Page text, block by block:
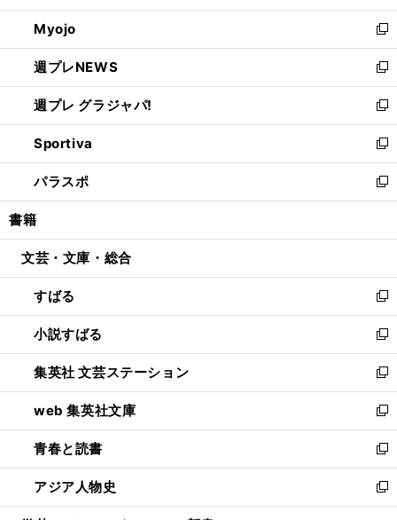
開
く
ウ
で
開
く
ン
ド
ウ
で
開
く
ウ
ィ
ン
ド
ウ
で
開
く
Myojo
新
し
い
ウ
ィ
ン
ド
ウ
で
開
週プレNEWS
新
し
い
ウ
ィ
ン
ド
ウ
開
週プレ グラジャパ!
新
し
い
ウ
ィ
ン
ウ
開
く
Sportiva
新
し
い
ウ
ン
ウ
で
開
く
パラスポ
新
し
ウ
ン
ド
ウ
で
開
く
書籍
文芸・文庫・総合
すばる
新
し
い
ウ
ィ
ン
ド
ウ
で
開
く
小説すばる
新
し
い
ウ
ィ
ン
ド
ウ
で
開
集英社 文芸ステーション
新
し
い
ウ
ィ
ン
ド
ウ
web 集英社文庫
新
し
い
ウ
ィ
ン
青春と読書
新
し
い
ウ
アジア人物史
新
し